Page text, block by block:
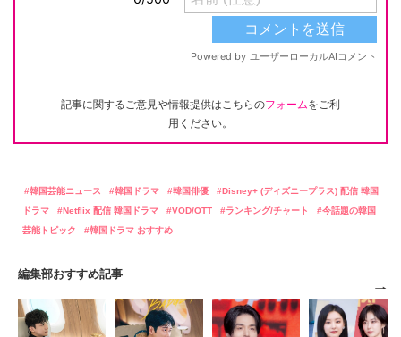
記事に関するご意見や情報提供はこちらのフォームをご利
用ください。
韓国芸能ニュース 韓国ドラマ 韓国俳優
Disney+ (ディズニープラス) 配信 韓国
ドラマ
Netflix 配信 韓国ドラマ VOD/OTT ランキング/チャート
今話題の韓国
芸能トピック
韓国ドラマ おすすめ
編集部おすすめ記事